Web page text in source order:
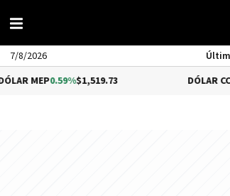
7/8/2026
0.59%$1,519.73 1.09%